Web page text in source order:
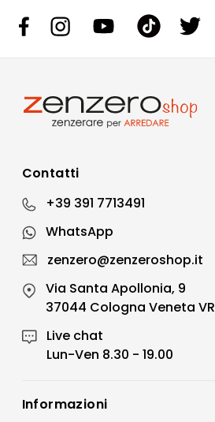
Contatti
+39 391 7713491
WhatsApp
zenzero@zenzeroshop.it
Via Santa Apollonia, 9
37044 Cologna Veneta VR
Live chat
Lun-Ven 8.30 - 19.00
Informazioni